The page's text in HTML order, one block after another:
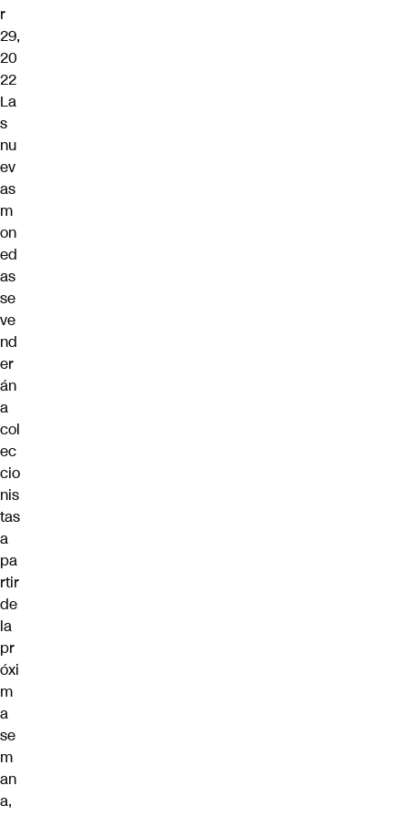
r
29,
20
22
La
s
nu
ev
as
m
on
ed
as
se
ve
nd
er
án
a
col
ec
cio
nis
tas
a
pa
rtir
de
la
pr
óxi
m
a
se
m
an
a,